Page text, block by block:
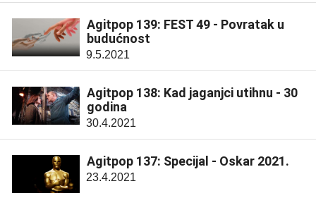
Agitpop 139: FEST 49 - Povratak u
budućnost
9.5.2021
Agitpop 138: Kad jaganjci utihnu - 30
godina
30.4.2021
Agitpop 137: Specijal - Oskar 2021.
23.4.2021